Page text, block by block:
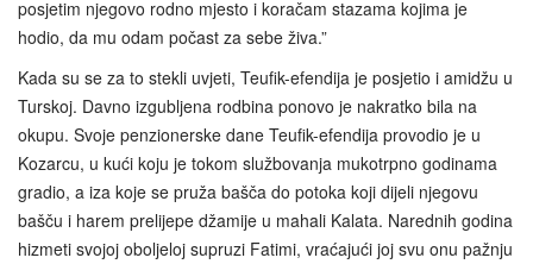
posjetim njegovo rodno mjesto i koračam stazama kojima je
hodio, da mu odam počast za sebe živa.”
Kada su se za to stekli uvjeti, Teufik-efendija je posjetio i amidžu u
Turskoj. Davno izgubljena rodbina ponovo je nakratko bila na
okupu. Svoje penzionerske dane Teufik-efendija provodio je u
Kozarcu, u kući koju je tokom službovanja mukotrpno godinama
gradio, a iza koje se pruža bašča do potoka koji dijeli njegovu
bašču i harem prelijepe džamije u mahali Kalata. Narednih godina
hizmeti svojoj oboljeloj supruzi Fatimi, vraćajući joj svu onu pažnju